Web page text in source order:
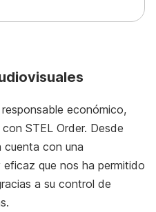
económico,
STEL Order. Desde
cuenta con una
que nos ha permitido
a su control de